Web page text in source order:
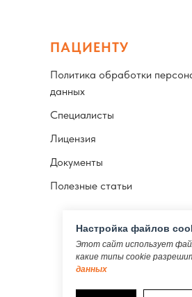
Настройка файлов
Этот сайт использует
какие типы cookie
данных
ПАЦИЕНТУ
Политика обработки
данных
Специалисты
Лицензия
Документы
Полезные статьи